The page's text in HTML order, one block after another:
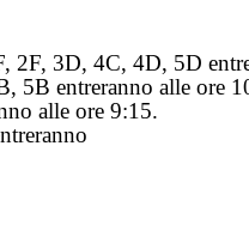
2F, 3D, 4C, 4D, 5D
5B entreranno alle ore
alle ore 9:15.